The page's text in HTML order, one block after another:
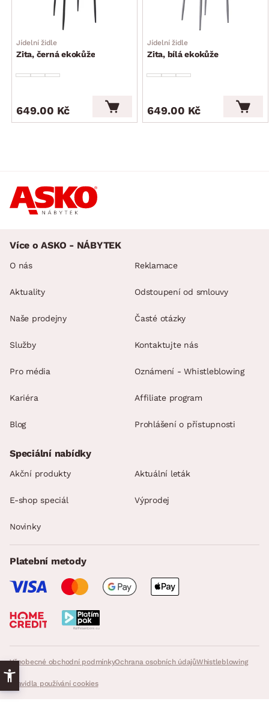
Jídelní židle
Zita, černá ekokůže
649.00 Kč
Jídelní židle
Zita, bílá ekokůže
649.00 Kč
Více o ASKO - NÁBYTEK
O nás
Aktuality
Naše prodejny
Služby
Pro média
Kariéra
Blog
Reklamace
Odstoupení od smlouvy
Časté otázky
Kontaktujte nás
Oznámení - Whistleblowing
Affiliate program
Prohlášení o přístupnosti
Všeobecné obchodní podmínkyOchrana osobních údajůWhistleblowing
Pravidla používání cookies
Speciální nabídky
Akční produkty Aktuální leták
E-shop speciál Výprodej
Novinky
Platební metody